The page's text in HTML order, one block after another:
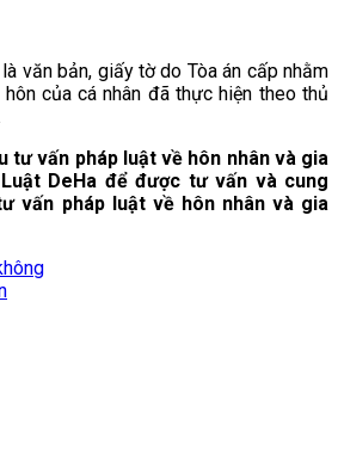
văn bản, giấy tờ do Tòa án cấp nhằm
của cá nhân đã thực hiện theo thủ
tư vấn pháp luật về hôn nhân và gia
DeHa để được tư vấn và cung
vấn pháp luật về hôn nhân và gia